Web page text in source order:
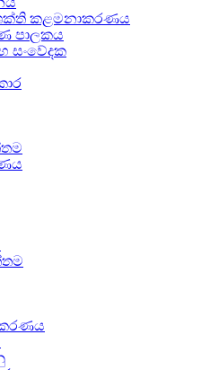
කළමනාකරණය
පාලකය
සංවේදක